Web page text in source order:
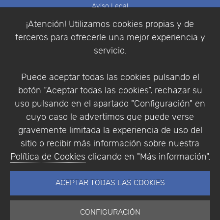
¡Atención! Utilizamos cookies propias y de
terceros para ofrecerle una mejor experiencia y
servicio.
Puede aceptar todas las cookies pulsando el
botón “Aceptar todas las cookies”, rechazar su
uso pulsando en el apartado "Configuración" en
cuyo caso le advertimos que puede verse
gravemente limitada la experiencia de uso del
sitio o recibir más información sobre nuestra
Política de Cookies clicando en "Más información".
ACEPTAR TODAS LAS COOKIES
CONFIGURACIÓN
Aviso Legal
Política de Privacidad
Condiciones de compra
Identificarse
Empresa|Aviso Legal| Política de Privacidad |
Política de Cookies
© Copyright 1994 - 2026. Addlink Software
Científico, S.L.
Portugal.